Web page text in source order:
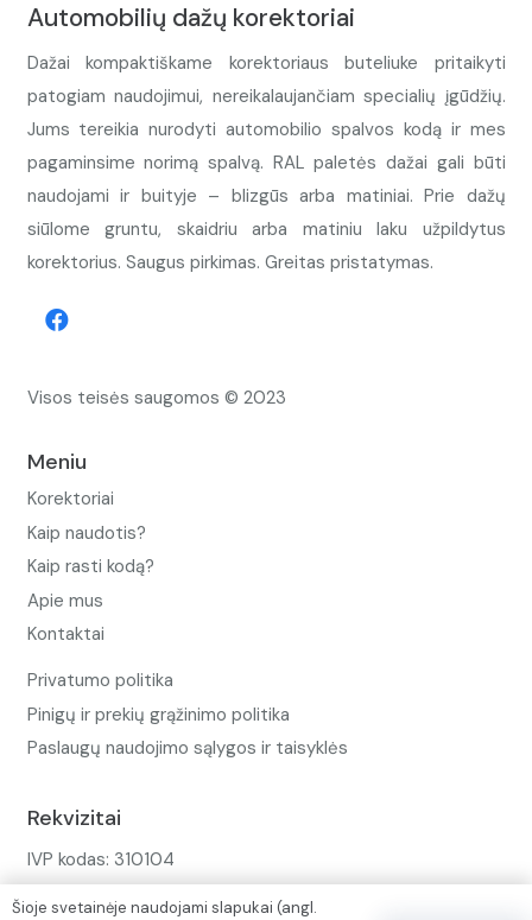
Automobilių dažų korektoriai
Dažai kompaktiškame korektoriaus buteliuke pritaikyti
patogiam naudojimui, nereikalaujančiam specialių įgūdžių.
Jums tereikia nurodyti automobilio spalvos kodą ir mes
pagaminsime norimą spalvą. RAL paletės dažai gali būti
naudojami ir buityje – blizgūs arba matiniai. Prie dažų
siūlome gruntu, skaidriu arba matiniu laku užpildytus
korektorius. Saugus pirkimas. Greitas pristatymas.
Visos teisės saugomos © 2023
Meniu
Korektoriai
Kaip naudotis?
Kaip rasti kodą?
Apie mus
Kontaktai
Privatumo politika
Pinigų ir prekių grąžinimo politika
Paslaugų naudojimo sąlygos ir taisyklės
Rekvizitai
IVP kodas: 310104
Šioje svetainėje naudojami slapukai (angl.